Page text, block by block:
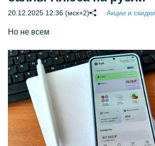
20.12.2025 12:36 (мск+2) Акции и скидки
Но не всем